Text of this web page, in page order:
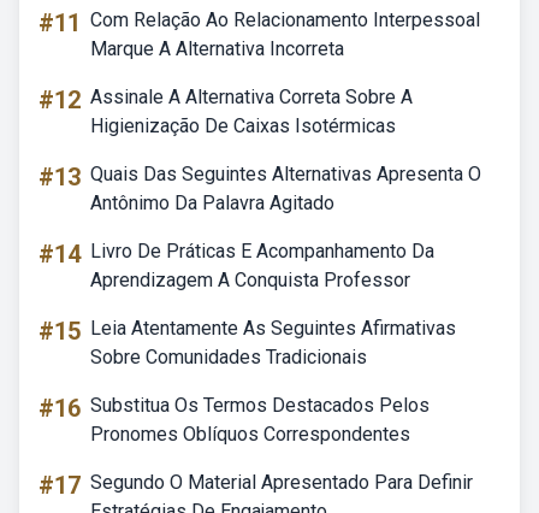
#11 Com Relação Ao Relacionamento Interpessoal
Marque A Alternativa Incorreta
#12 Assinale A Alternativa Correta Sobre A
Higienização De Caixas Isotérmicas
#13 Quais Das Seguintes Alternativas Apresenta O
Antônimo Da Palavra Agitado
#14 Livro De Práticas E Acompanhamento Da
Aprendizagem A Conquista Professor
#15 Leia Atentamente As Seguintes Afirmativas
Sobre Comunidades Tradicionais
#16 Substitua Os Termos Destacados Pelos
Pronomes Oblíquos Correspondentes
#17 Segundo O Material Apresentado Para Definir